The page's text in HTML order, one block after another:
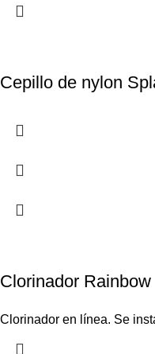
Cepillo de nylon
Clorinador Rainbow
Clorinador en línea. Se